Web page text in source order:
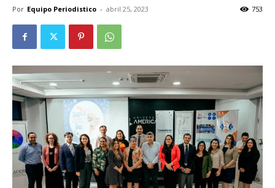
Por Equipo Periodistico - abril 25, 2023 753